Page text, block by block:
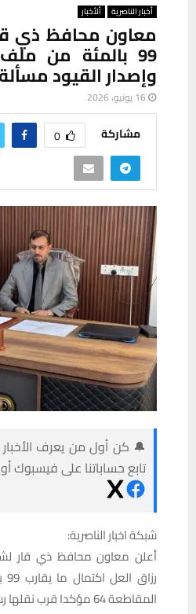
أخبار الناصرية ألأخبار
معاون محافظ ذي
وإصدار القيود
16 يونيو، 2026
مشاركة 0
🔔 كن أول من يعرف الأخبار
تابع حساباتنا على فيسبوك
شبكة اخبار الناصرية:
أعلن معاون محافظ ذي قار
المقاطعة 64 مؤكدا قرب نقلها رسميا خلال أيام.